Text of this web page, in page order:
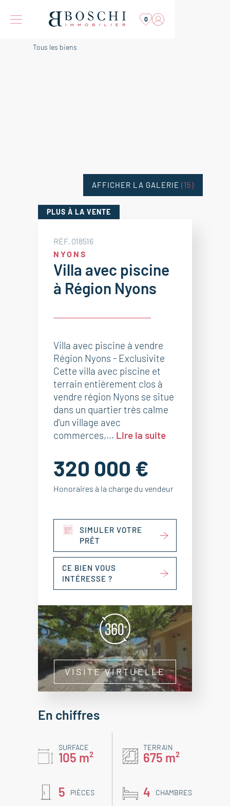
0
Tous les biens
PLUS À LA VENTE
RÉF. 018516
NYONS
Villa avec piscine
à Région Nyons
Villa avec piscine à vendre
Région Nyons - Exclusivite
Cette villa avec piscine et
terrain entièrement clos à
vendre région Nyons se situe
dans un quartier très calme
d'un village avec
commerces,... Lire la suite
320 000 €
Honoraires à la charge du vendeur
SIMULER VOTRE
PRÊT
CE BIEN VOUS
INTÉRESSE ?
VISITE VIRTUELLE
AFFICHER LA GALERIE (15)
En chiffres
SURFACE
105 m²
TERRAIN
675 m²
5 PIÈCES 4 CHAMBRES